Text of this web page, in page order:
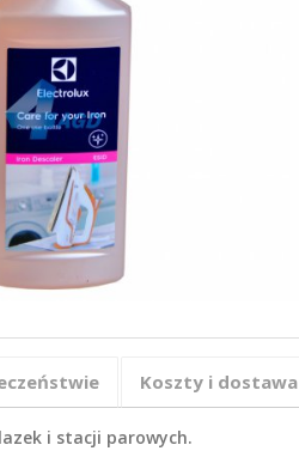
Koszty i dostawa
i stacji parowych.